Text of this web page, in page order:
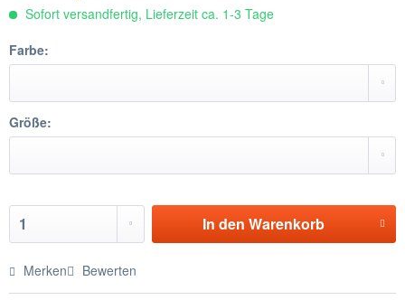
Sofort versandfertig, Lieferzeit ca. 1-3 Tage
Farbe:
Größe:
In den Warenkorb
Merken Bewerten